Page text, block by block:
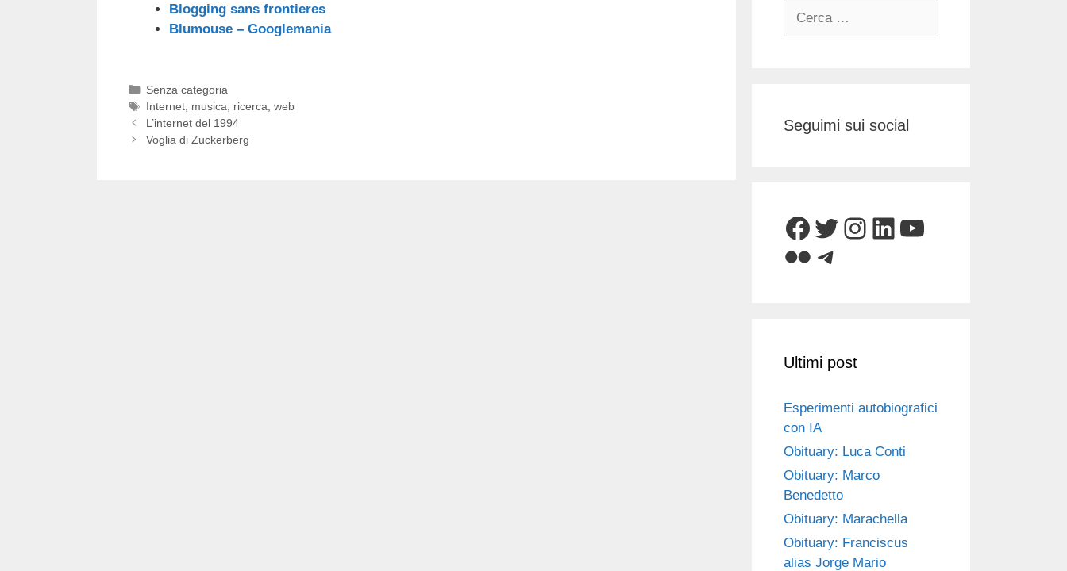
Blogging sans frontieres
Blumouse – Googlemania
Categorie
Senza categoria
Tag
Internet, musica ricerca web
L’internet del 1994
Voglia di Zuckerberg
Seguimi sui social
Facebook
Twitter
Instagram
LinkedIn
YouTube
FlickrTelegram
Ultimi post
Esperimenti autobiografici
con IA
Obituary: Luca Conti
Obituary: Marco
Benedetto
Obituary: Marachella
Obituary: Franciscus
alias Jorge Mario